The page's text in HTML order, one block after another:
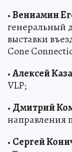
•Вениамин
генеральный
выставки
Cone
•Алексей
VLP;
• Дмитрий
направления
• Сергей